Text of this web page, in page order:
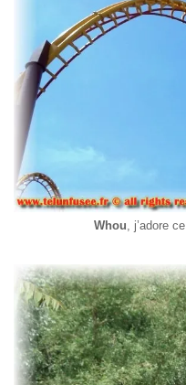
Whou, j’adore ce